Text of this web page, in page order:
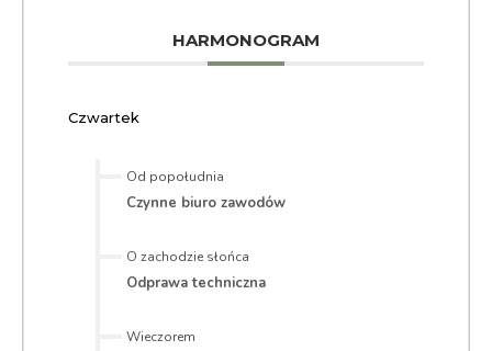
HARMONOGRAM
Czwartek
Od popołudnia
Czynne biuro zawodów
O zachodzie słońca
Odprawa techniczna
Wieczorem